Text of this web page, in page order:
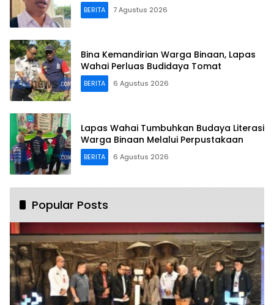
BERITA 7 Agustus 2026
Bina Kemandirian Warga Binaan, Lapas
Wahai Perluas Budidaya Tomat
BERITA 6 Agustus 2026
Lapas Wahai Tumbuhkan Budaya Literasi
Warga Binaan Melalui Perpustakaan
BERITA 6 Agustus 2026
Popular Posts